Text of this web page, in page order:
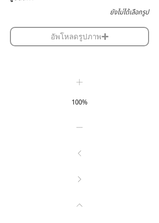
ยังไม่ได้เลือกรูป
อัพโหลดรูปภาพ
100%